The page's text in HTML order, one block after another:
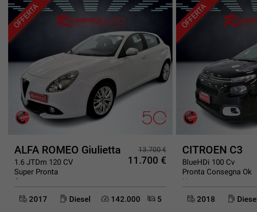
Esterni e Allestimento
Luci diurne a LED
Armonia interna Carbone Scuro
Selleria in tessuto Carbone Scuro
Punti di Forza della Renault Mégane Blue dCi
Anno 2021 – tecnologia aggiornata
Motore diesel Blue dCi efficiente e affidabile
IVA esposta – ideale per aziende e professionisti
Agevolazioni fiscali Legge 104 applicabili
Vendita immediata – pronta consegna
Perché Scegliere Noi
OFFERTA
ALFA ROMEO Giulietta
1.6 JTDm 120 CV
Super Pronta
Consegna
13.700 €
11.700 €
2017 Diesel 142.000 5
OFFERTA
CITROEN C3
BlueHDi 100 Cv
Pronta Consegna Ok
Neopatentat
2018 Diesel